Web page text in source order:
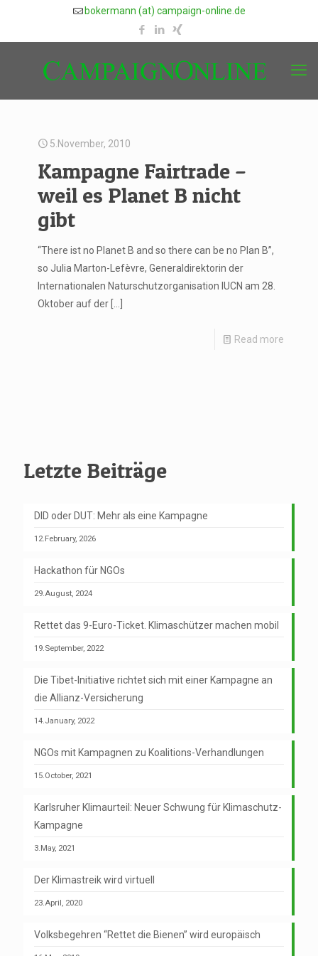
bokermann (at) campaign-online.de
5.November, 2010
Kampagne Fairtrade –
weil es Planet B nicht
gibt
“There ist no Planet B and so there can be no Plan B”,
so Julia Marton-Lefèvre, Generaldirektorin der
Internationalen Naturschutzorganisation IUCN am 28.
Oktober auf der
Read more
Letzte Beiträge
DID oder DUT: Mehr als eine Kampagne
12.February, 2026
Hackathon für NGOs
29.August, 2024
Rettet das 9-Euro-Ticket. Klimaschützer machen mobil
19.September, 2022
Die Tibet-Initiative richtet sich mit einer Kampagne an
die Allianz-Versicherung
14.January, 2022
NGOs mit Kampagnen zu Koalitions-Verhandlungen
15.October, 2021
Karlsruher Klimaurteil: Neuer Schwung für Klimaschutz-
Kampagne
3.May, 2021
Der Klimastreik wird virtuell
23.April, 2020
Volksbegehren “Rettet die Bienen” wird europäisch